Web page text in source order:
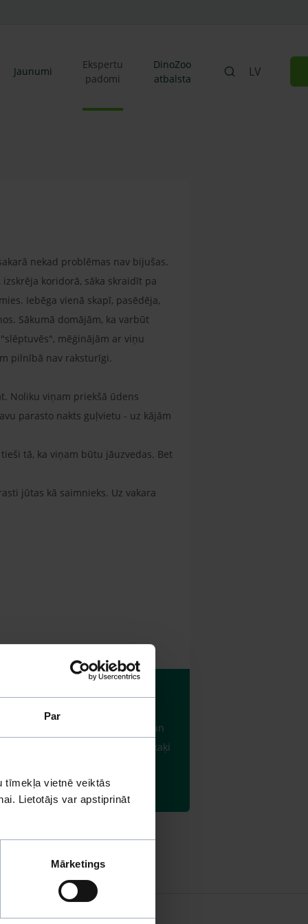
Par
tīmekļa vietnē veiktās
Lietotājs var apstiprināt
Mārketings
Jaunumi
Ekspertu
padomi
DinoZoo
atbalsta
LV
nekad problēmas nav bijušas.
koridorā, sāka skraidīt pa
Iebēga vienā skapī, pasēdēja,
Sākumā domājām, ka varbūt
mēģinājām ar viņu
pilnībā nav raksturīgi.
Noliku viņam priekšā ūdens
parasto nakts guļvietu - uz kājām
tā, ka viņam būtu jāuzvedas. Bet
jūtas kā saimnieks. Uz vakara
gadījumā ieteiktu kaķi atblusot un
vēdera izeju, ļoti vēlams būtu kaķi